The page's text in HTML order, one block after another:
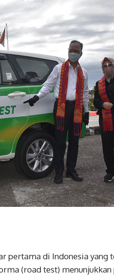
pertama di Indonesia yang
(road test)